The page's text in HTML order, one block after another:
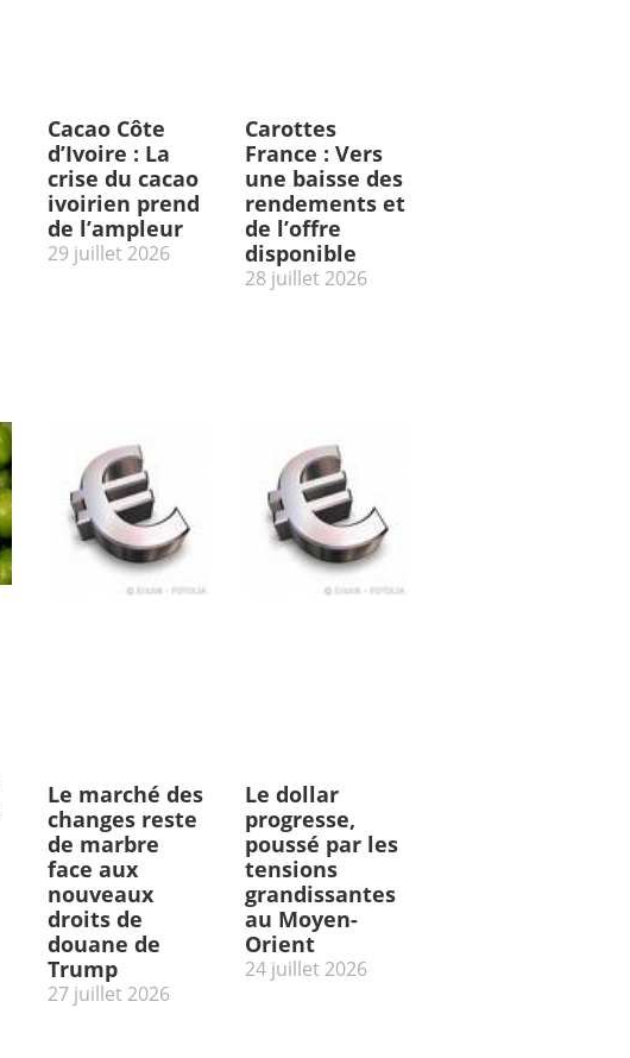
Cacao Côte
d’Ivoire : La
crise du cacao
ivoirien prend
de l’ampleur
29 juillet 2026
Carottes
France : Vers
une baisse des
rendements et
de l’offre
disponible
28 juillet 2026
Le marché des
changes reste
de marbre
face aux
nouveaux
droits de
douane de
Trump
27 juillet 2026
Le dollar
progresse,
poussé par les
tensions
grandissantes
au Moyen-
Orient
24 juillet 2026